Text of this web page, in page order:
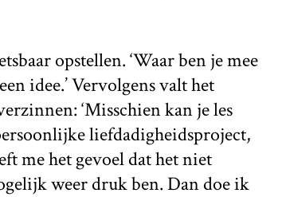
opstellen. ‘Waar ben je mee
idee.’ Vervolgens valt het
‘Misschien kan je les
liefdadigheidsproject,
me het gevoel dat het niet
weer druk ben. Dan doe ik